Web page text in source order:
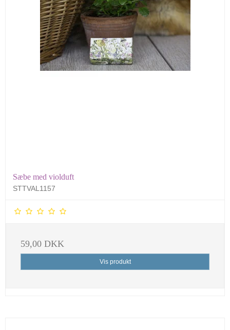
Sæbe med violduft
STTVAL1157
59,00 DKK
Vis produkt